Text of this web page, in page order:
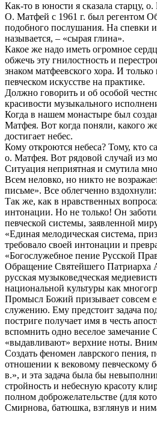
Как-то в юности я сказала старцу,
О. Матфей с 1961 г. был регентом
подобного послушания. На спевки
называется, – «сырая глина».
Какое же надо иметь огромное
обжечь эту гнилостность и
знаком матфеевского хора. И
певческом искусстве на практике.
Должно говорить и об особой
красивости музыкального
Когда в нашем монастыре был
Матфея. Вот когда поняли, какого
достигает небес.
Кому откроются небеса? Тому, кто
о. Матфея. Вот рядовой случай из
Ситуация неприятная и смутила
Всем неловко, но никто не
письме». Все облегченно
Так же, как в нравственных
интонации. Но не только! Он
певческой системы, заявленной
«Единая мелодическая система,
требовало своей интонации и
«Богослужебное пение Русской
Обращение Святейшего Патриарха
русская музыковедческая
национальной культуры как
Промысл Божий призывает совсем
служению. Ему предстоит задача
постриге получает имя в честь
вспомнить одно веселое
«выдавливают» верхние ноты.
Создать феномен лаврского
отношении к вековому певческому
в.», и эта задача была бы
стройность и небесную красоту
полном доброжелательстве (для
Смирнова, батюшка, взглянув и